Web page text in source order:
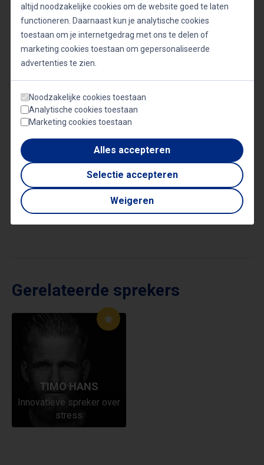
beleidsmakers investeren in preventieve
maatregelen en ondersteuning bieden aan mensen
die met stress kampen.
van stress is cruciaal in onze moderne
samenleving. Door het bevorderen van veerkracht
en het implementeren van effectieve
stressmanagementstrategieën kunnen individuen
en gemeenschappen de negatieve impact van
stress verminderen en een gezonder,
evenwichtiger leven leiden.
Gerelateerde sprekers
TIMO HANS
Innovatieve spreker over
stress
altijd noodzakelijke cookies om de website goed te laten
functioneren. Daarnaast kun je analytische cookies
toestaan om je internetgedrag met ons te delen of
marketing cookies toestaan om gepersonaliseerde
advertenties te zien.
Noodzakelijke cookies toestaan
Analytische cookies toestaan
Marketing cookies toestaan
Alles accepteren
Selectie accepteren
Weigeren